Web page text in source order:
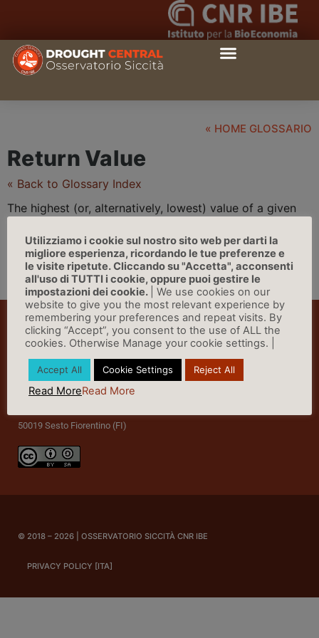
« HOME GLOSSARIO
Return Value
« Back to Glossary Index
The highest (or, alternatively, lowest) value of a given
time (e.g., in 10 years) | Source: IPCC
c/o Area di Ricerca di Firenze
50019 Sesto Fiorentino (FI)
© 2018 – 2026 | OSSERVATORIO SICCITÀ CNR IBE
PRIVACY POLICY [ITA]
Utilizziamo i cookie sul nostro sito web per darti la
migliore esperienza, ricordando le tue preferenze e
le visite ripetute. Cliccando su "Accetta", acconsenti
all'uso di TUTTI i cookie, oppure puoi gestire le
impostazioni dei cookie.
| We use cookies on our
website to give you the most relevant experience by
remembering your preferences and repeat visits. By
clicking “Accept”, you consent to the use of ALL the
cookies. Otherwise Manage your cookie settings. |
Accept All Cookie Settings Reject All
Read MoreRead More